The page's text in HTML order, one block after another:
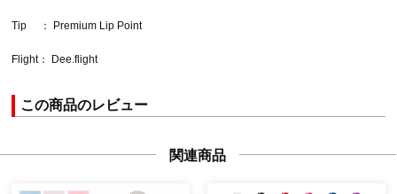
Tip ： Premium Lip Point
Flight： Dee.flight
この商品のレビュー
関連商品